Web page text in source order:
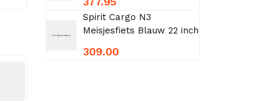
Spirit Cargo N3
Meisjesfiets Blauw 22 inch
309.00